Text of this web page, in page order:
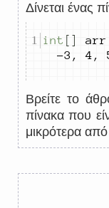
Δίνεται ένας
int [] arr
-3 , 4 ,
Βρείτε το
πίνακα που
μικρότερα